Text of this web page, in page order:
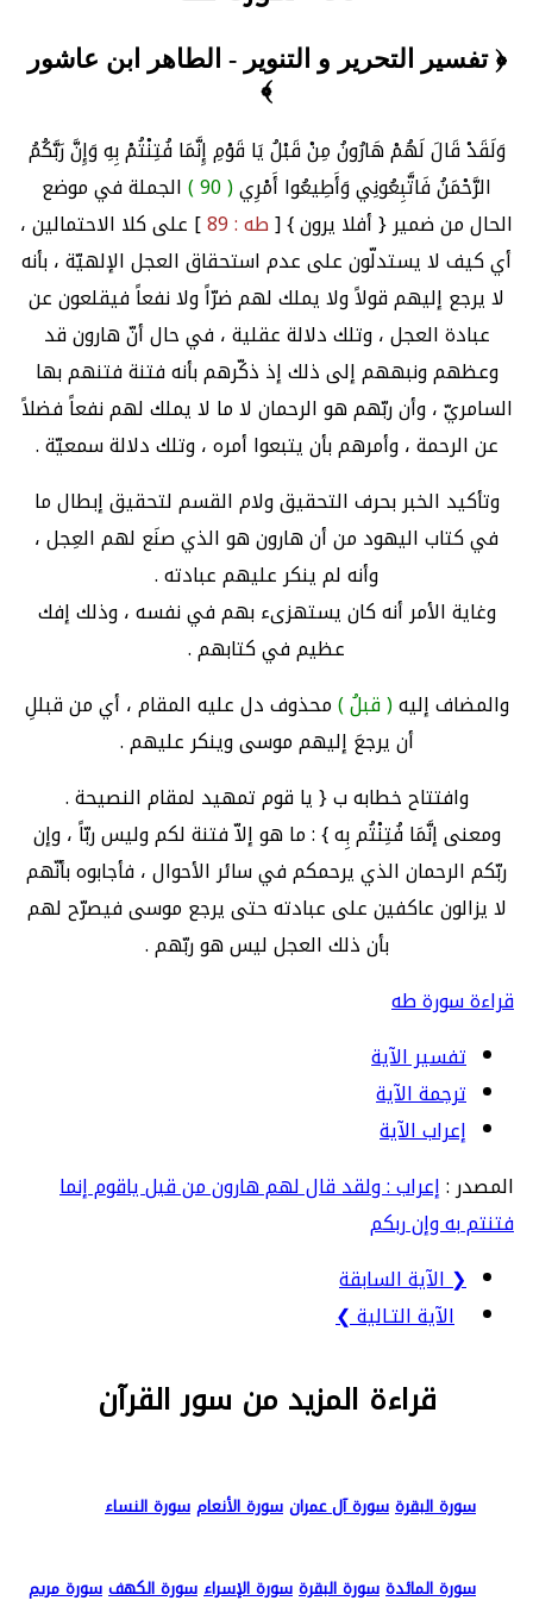
﴿ تفسير التحرير و التنوير - الطاهر ابن عاشور
﴾
وَلَقَدْ قَالَ لَهُمْ هَارُونُ مِنْ قَبْلُ يَا قَوْمِ إِنَّمَا فُتِنْتُمْ بِهِ وَإِنَّ رَبَّكُمُ
الرَّحْمَنُ فَاتَّبِعُونِي وَأَطِيعُوا أَمْرِي( 90 )
الجملة في موضع
الحال من ضمير { أفلا يرون } [طه : 89
] على كلا الاحتمالين ،
أي كيف لا يستدلّون على عدم استحقاق العجل الإلهيّة ، بأنه
لا يرجع إليهم قولاً ولا يملك لهم ضرّاً ولا نفعاً فيقلعون عن
عبادة العجل ، وتلك دلالة عقلية ، في حال أنّ هارون قد
وعظهم ونبههم إلى ذلك إذ ذكّرهم بأنه فتنة فتنهم بها
السامريّ ، وأن ربّهم هو الرحمان لا ما لا يملك لهم نفعاً فضلاً
عن الرحمة ، وأمرهم بأن يتبعوا أمره ، وتلك دلالة سمعيّة .
وتأكيد الخبر بحرف التحقيق ولام القسم لتحقيق إبطال ما
في كتاب اليهود من أن هارون هو الذي صنَع لهم العِجل ،
وأنه لم ينكر عليهم عبادته .
وغاية الأمر أنه كان يستهزىء بهم في نفسه ، وذلك إفك
عظيم في كتابهم .
والمضاف إليه( قبلُ )محذوف دل عليه المقام ، أي من قبللِ
أن يرجعَ إليهم موسى وينكر عليهم .
وافتتاح خطابه ب { يا قوم تمهيد لمقام النصيحة .
ومعنى إنَّمَا فُتِنْتُم بِه } : ما هو إلاّ فتنة لكم وليس ربّاً ، وإن
ربّكم الرحمان الذي يرحمكم في سائر الأحوال ، فأجابوه بأنّهم
لا يزالون عاكفين على عبادته حتى يرجع موسى فيصرّح لهم
بأن ذلك العجل ليس هو ربّهم .
قراءة سورة طه
تفسير الآية
ترجمة الآية
إعراب الآية
المصدر :إعراب : ولقد قال لهم هارون من قبل ياقوم إنما
فتنتم به وإن ربكم
❮ الآية السابقة
الآية التـالية ❯
قراءة المزيد من سور القرآن
سورة البقرة سورة آل عمران سورة الأنعام سورة النساء
سورة المائدة سورة البقرة سورة الإسراء سورة الكهف سورة مريم